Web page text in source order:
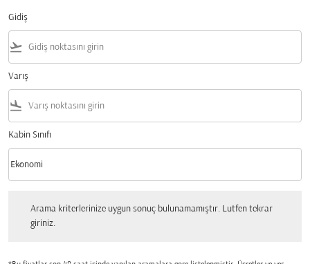
Gidiş
flight_takeoff
Varış
flight_land
Kabin Sınıfı
Kabin Sınıfı option Ekonomi Selected
Ekonomi
keyboard_arrow_down
Arama kriterlerinize uygun sonuç bulunamamıştır. Lutfen tekrar
giriniz.